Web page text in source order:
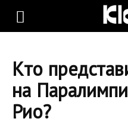
KLOOP.KG
Новости
Кто
на
Рио?